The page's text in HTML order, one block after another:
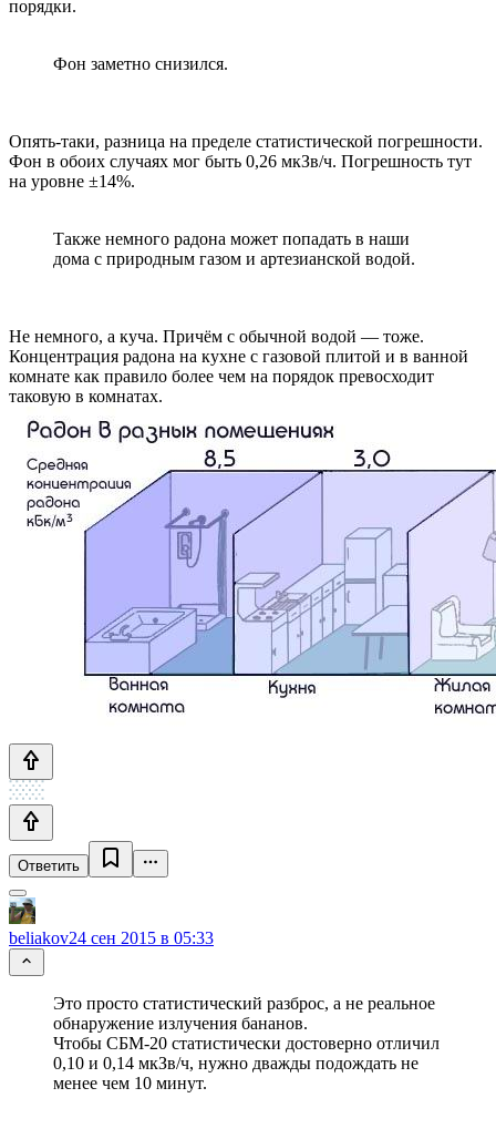
порядки.
Фон заметно снизился.
Опять-таки, разница на пределе статистической погрешности.
Фон в обоих случаях мог быть 0,26 мкЗв/ч. Погрешность тут
на уровне ±14%.
Также немного радона может попадать в наши
дома с природным газом и артезианской водой.
Не немного, а куча. Причём с обычной водой — тоже.
Концентрация радона на кухне с газовой плитой и в ванной
комнате как правило более чем на порядок превосходит
таковую в комнатах.
Ответить
beliakov24 сен 2015 в 05:33
Это просто статистический разброс, а не реальное
обнаружение излучения бананов.
Чтобы СБМ-20 статистически достоверно отличил
0,10 и 0,14 мкЗв/ч, нужно дважды подождать не
менее чем 10 минут.